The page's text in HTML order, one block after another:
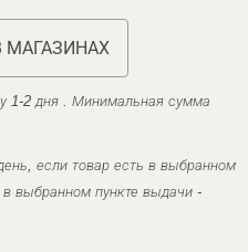
МАГАЗИНАХ
1-2 дня . Минимальная сумма
если товар есть в выбранном
выбранном пункте выдачи -